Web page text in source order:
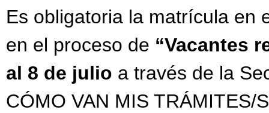
Es obligatoria la matrícula en
en el proceso de “Vacantes
al 8 de julio a través de la
CÓMO VAN MIS TRÁMITES/